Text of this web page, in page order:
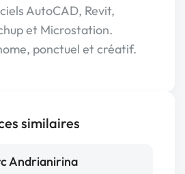
AutoCAD, Revit,
et Microstation.
ponctuel et créatif.
similaires
Andrianirina